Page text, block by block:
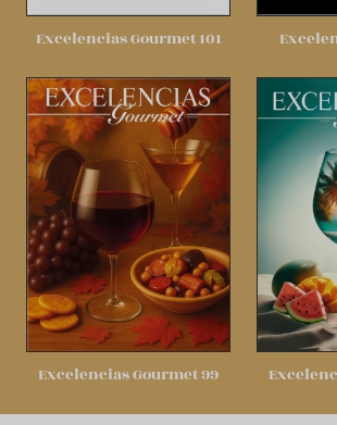
Excelencias Gourmet 101
Excelencias Gourmet 99